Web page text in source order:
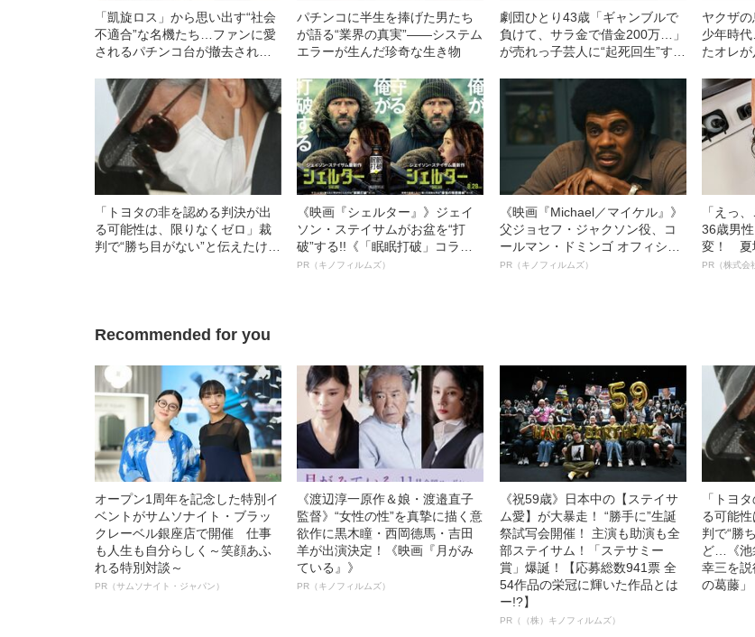
「凱旋ロス」から思い出す“社会
不適合”な名機たち…ファンに愛
されるパチンコ台が撤去されて
パチンコに半生を捧げた男たち
が語る“業界の真実”――システム
エラーが生んだ珍奇な生き物
劇団ひとり43歳「ギャンブルで
負けて、サラ金で借金200万…」
が売れっ子芸人に“起死回生”する
ヤクザ
少年時
たオレが
「トヨタの非を認める判決が出
る可能性は、限りなくゼロ」裁
判で“勝ち目がない”と伝えたけれ
《映画『シェルター』》ジェイ
ソン・ステイサムがお盆を“打
破”する!!《「眠眠打破」コラ
ボ》
PR（キノフィルムズ）
《映画『Michael／マイケル』》
父ジョセフ・ジャクソン役、コ
ールマン・ドミンゴ オフィシャ
ルインタビュー“観客を魅了した
PR（キノフィルムズ）
「えっ
36歳男
変！ 夏
オイ”や“
PR（株式会
Recommended for you
オープン1周年を記念した特別イ
ベントがサムソナイト・ブラッ
クレーベル銀座店で開催 仕事
も人生も自分らしく～笑顔あふ
れる特別対談～
PR（サムソナイト・ジャパン）
《渡辺淳一原作＆娘・渡邉直子
監督》“女性の性”を真摯に描く意
欲作に黒木瞳・西岡德馬・吉田
羊が出演決定！《映画『月がみ
ている』》
PR（キノフィルムズ）
《祝59歳》日本中の【ステイサ
ム愛】が大暴走！ “勝手に”生誕
祭試写会開催！ 主演も助演も全
部ステイサム！「ステサミー
賞」爆誕！【応募総数941票 全
54作品の栄冠に輝いた作品とは
ー!?】
PR（（株）キノフィルムズ）
「トヨ
る可能
判で“勝
ど…《池
幸三を
の葛藤」